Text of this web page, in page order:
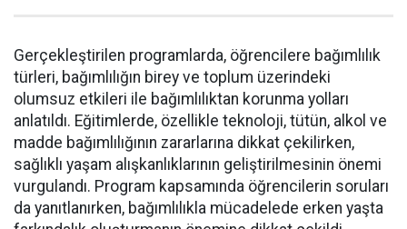
Gerçekleştirilen programlarda, öğrencilere bağımlılık
türleri, bağımlılığın birey ve toplum üzerindeki
olumsuz etkileri ile bağımlılıktan korunma yolları
anlatıldı. Eğitimlerde, özellikle teknoloji, tütün, alkol ve
madde bağımlılığının zararlarına dikkat çekilirken,
sağlıklı yaşam alışkanlıklarının geliştirilmesinin önemi
vurgulandı. Program kapsamında öğrencilerin soruları
da yanıtlanırken, bağımlılıkla mücadelede erken yaşta